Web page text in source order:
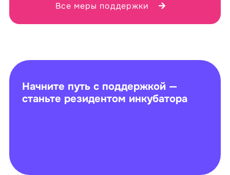
Все меры поддержки
Начните путь с поддержкой —
станьте резидентом инкубатора